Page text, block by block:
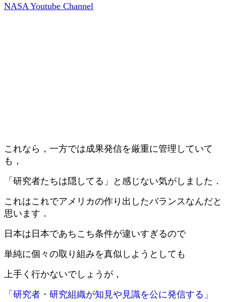
NASA Youtube Channel
これなら，一方では成果発信を厳重に管理していて
も，
「研究者たちは隠してる」と感じない気がしました．
これはこれでアメリカの作り出したバランスなんだと
思います．
日本は日本であちこち条件が違いすぎるので
単純に個々の取り組みを真似しようとしても
上手く行かないでしょうが，
「研究者・研究組織が知見や見識を公に発信する」